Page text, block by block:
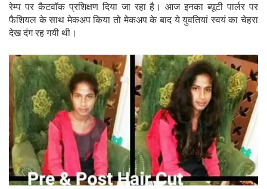
रेम्प पर कैटवॉक प्रशिक्षण दिया जा रहा है। आज इनका ब्यूटी पार्लर पर
फैशियल के साथ मेकअप किया तो मेकअप के बाद ये युवतियां स्वयं का चेहरा
देख दंग रह गयी थी।